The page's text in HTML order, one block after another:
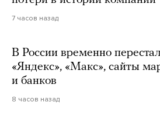
7 часов назад
В России временно
«Яндекс», «Макс», сайты
и банков
8 часов назад